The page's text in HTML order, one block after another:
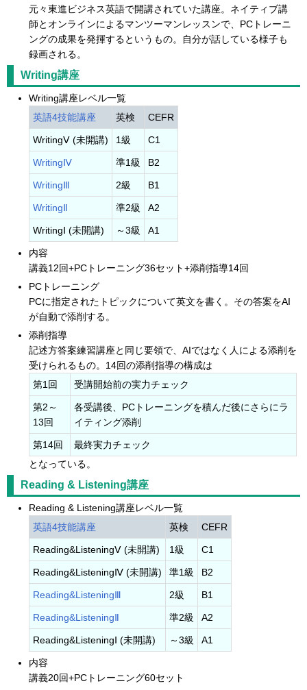
元々東進ビジネス英語で開講されていた講座。ネイティブ講
師とオンラインによるマンツーマンレッスンで、PCトレーニ
ングの成果を発揮するというもの。自分が話している様子も
録画される。
Writing講座
Writing講座レベル一覧
英語4技能講座
英検 CEFR
WritingⅤ (未開講) 1級 C1
WritingⅣ 準1級 B2
WritingⅢ 2級 B1
WritingⅡ 準2級 A2
WritingⅠ (未開講) ～3級 A1
内容
講義12回+PCトレーニング36セット+添削指導14回
PCトレーニング
PCに指定されたトピックについて英文を書く。その答案をAI
が自動で添削する。
添削指導
記述方答案練習講座と同じ要領で、AIではなく人による添削を
受けられるもの。14回の添削指導の構成は
第1回
受講開始前の実力チェック
第2～
13回
各受講後、PCトレーニングを積んだ後にさらにラ
イティング添削
第14回
最終実力チェック
となっている。
Reading & Listening講座
Reading & Listening講座レベル一覧
英語4技能講座
英検 CEFR
Reading&ListeningⅤ (未開講) 1級 C1
Reading&ListeningⅣ (未開講) 準1級 B2
Reading&ListeningⅢ 2級 B1
Reading&ListeningⅡ 準2級 A2
Reading&ListeningⅠ (未開講) ～3級 A1
内容
講義20回+PCトレーニング60セット